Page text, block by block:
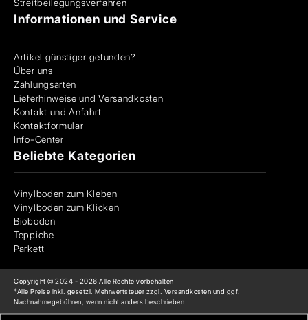
Streitbeilegungsverfahren
Informationen und Service
Artikel günstiger gefunden?
Über uns
Zahlungsarten
Lieferhinweise und Versandkosten
Kontakt und Anfahrt
Kontaktformular
Info-Center
Beliebte Kategorien
Vinylboden zum Kleben
Vinylboden zum Klicken
Bioboden
Teppiche
Parkett
Copyright © 2024 - 2026 Alle Rechte vorbehalten
*Alle Preise inkl. gesetzl. Mehrwertsteuer zzgl. Versandkosten und ggf.
Nachnahmegebühren, wenn nicht anders beschrieben